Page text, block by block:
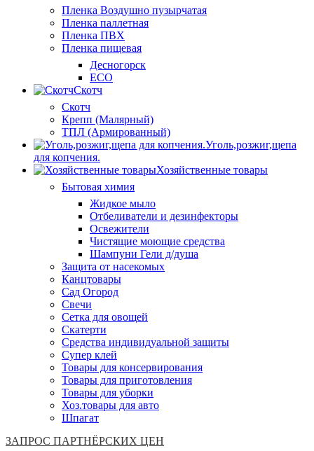
Пленка Воздушно пузырчатая
Пленка паллетная
Пленка ПВХ
Пленка пищевая
Десногорск
ECO
Скотч
Скотч
Крепп (Малярный)
ТПЛ (Армированный)
Уголь,розжиг,щепа
для копчения.
Хозяйственные товары
Бытовая химия
Жидкое мыло
Отбеливатели и дезинфекторы
Освежители
Чистящие моющие средства
Шампуни Гели д/душа
Защита от насекомых
Канцтовары
Сад Огород
Свечи
Сетка для овощей
Скатерти
Средства индивидуальной защиты
Супер клей
Товары для консервирования
Товары для приготовления
Товары для уборки
Хоз.товары для авто
Шпагат
ЗАПРОС ПАРТНЁРСКИХ ЦЕН